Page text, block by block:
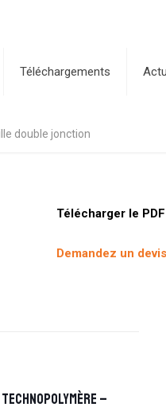
Téléchargements
double jonction
Télécharger le PDF
Demandez un devis
–